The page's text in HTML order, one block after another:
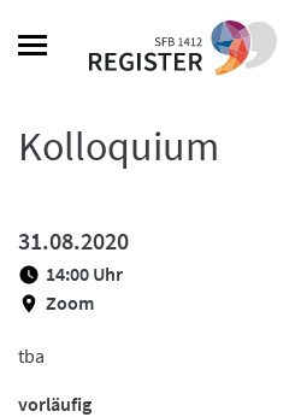
Kolloquium
31.08.2020
14:00 Uhr
Zoom
tba
vorläufig